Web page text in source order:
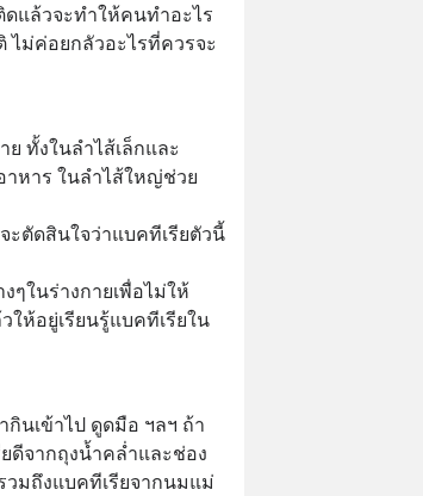
แล้วจะทำให้คนทำอะไร
ม่ค่อยกลัวอะไรที่ควรจะ
ทั้งในลำไส้เล็กและ
าหาร ในลำไส้ใหญ่ช่วย
ตัดสินใจว่าแบคทีเรียตัวนี้
ๆในร่างกายเพื่อไม่ให้
ห้อยู่เรียนรู้แบคทีเรียใน
กินเข้าไป ดูดมือ ฯลฯ ถ้า
ดีจากถุงน้ำคล่ำและช่อง
มถึงแบคทีเรียจากนมแม่